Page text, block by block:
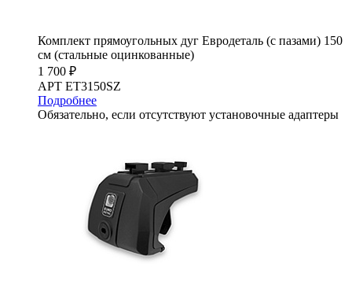
Комплект прямоугольных дуг Евродеталь (с пазами) 150
см (стальные оцинкованные)
1 700 ₽
АРТ ET3150SZ
Подробнее
Обязательно, если отсутствуют установочные адаптеры